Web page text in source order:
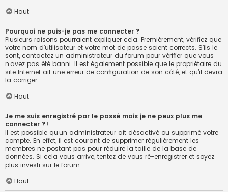
Haut
Pourquoi ne puis-je pas me connecter ?
Plusieurs raisons pourraient expliquer cela. Premièrement, vérifiez que
votre nom d’utilisateur et votre mot de passe soient corrects. S’ils le
sont, contactez un administrateur du forum pour vérifier que vous
n’avez pas été banni. Il est également possible que le propriétaire du
site Internet ait une erreur de configuration de son côté, et qu’il devra
la corriger.
Haut
Je me suis enregistré par le passé mais je ne peux plus me
connecter ?!
Il est possible qu’un administrateur ait désactivé ou supprimé votre
compte. En effet, il est courant de supprimer régulièrement les
membres ne postant pas pour réduire la taille de la base de
données. Si cela vous arrive, tentez de vous ré-enregistrer et soyez
plus investi sur le forum.
Haut